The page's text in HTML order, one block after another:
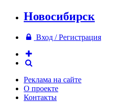
Новосибирск
Вход / Регистрация
Реклама на сайте
О проекте
Контакты